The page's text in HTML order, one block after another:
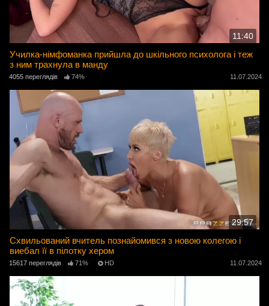
11:40
Училка-німфоманка прийшла до шкільного психолога і теж
з ним трахнула в манду
4055 переглядів 74% 11.07.2024
29:57
Схвильований вчитель познайомився з новою колегою і
виебал її в пілотку хером
15617 переглядів 71% HD 11.07.2024